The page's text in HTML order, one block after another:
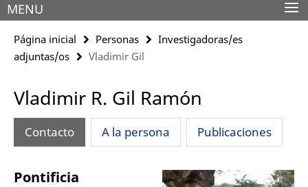
MENU
Página inicial Personas
Investigadoras/es
adjuntas/os
Vladimir Gil
Vladimir R. Gil Ramón
Contacto A la persona Publicaciones
Pontificia